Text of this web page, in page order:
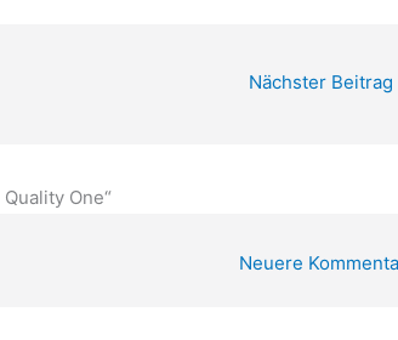
Nächster Beitrag
One“
Neuere